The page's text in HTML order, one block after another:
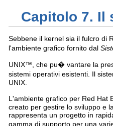
Capitolo 7. Il
Sebbene il kernel sia il fulcro di
l'ambiente grafico fornito dal
UNIX™, che pu� vantare la
sistemi operativi esistenti. Il
UNIX.
L'ambiente grafico per Red
creato per gestire lo sviluppo e
rappresenta un progetto in
gamma di supporto per una